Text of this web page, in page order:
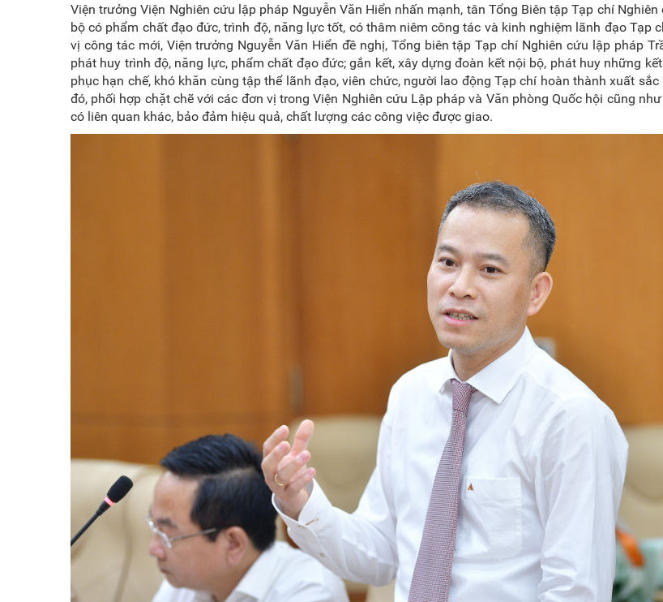
Viện trưởng Viện Nghiên cứu lập pháp Nguyễn Văn Hiển nhấn mạnh, tân Tổng Biên tập Tạp chí
bộ có phẩm chất đạo đức, trình độ, năng lực tốt, có thâm niêm công tác và kinh nghiệm lãnh đạo Tạp
vị công tác mới, Viện trưởng Nguyễn Văn Hiển đề nghị, Tổng biên tập Tạp chí Nghiên cứu lập pháp
phát huy trình độ, năng lực, phẩm chất đạo đức; gắn kết, xây dựng đoàn kết nội bộ, phát huy những
phục hạn chế, khó khăn cùng tập thể lãnh đạo, viên chức, người lao động Tạp chí hoàn thành xuất sắc
đó, phối hợp chặt chẽ với các đơn vị trong Viện Nghiên cứu Lập pháp và Văn phòng Quốc hội cũng
có liên quan khác, bảo đảm hiệu quả, chất lượng các công việc được giao.